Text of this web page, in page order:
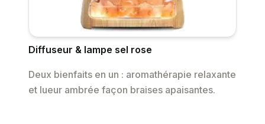
Diffuseur & lampe sel rose
Deux bienfaits en un : aromathérapie relaxante
et lueur ambrée façon braises apaisantes.